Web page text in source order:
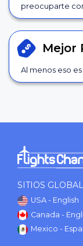
preocuparte
Mejor
Al menos eso
SITIOS
USA - English
Canada -
Mexico -